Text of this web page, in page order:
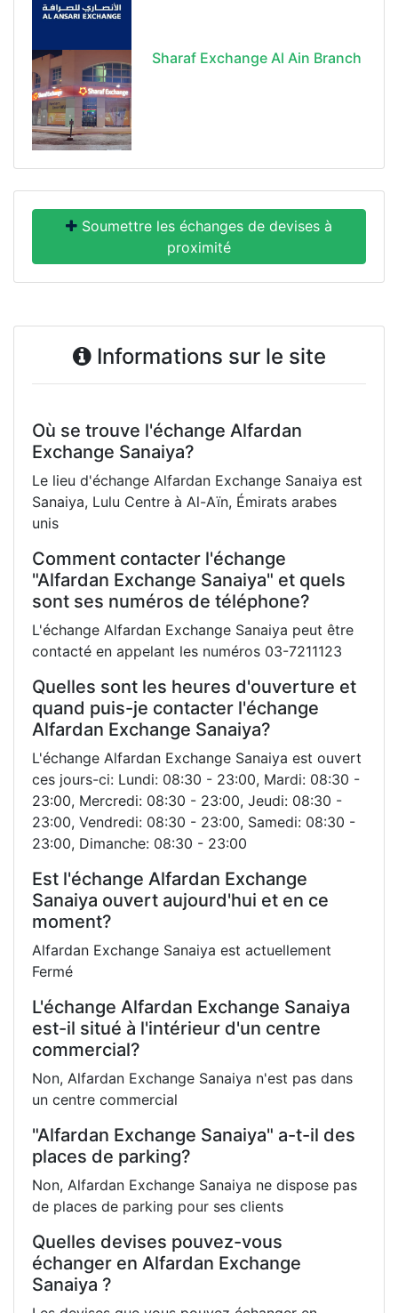
Sharaf Exchange Al Ain Branch
Soumettre les échanges de devises à
proximité
Informations sur le site
Où se trouve l'échange Alfardan
Exchange Sanaiya?
Le lieu d'échange Alfardan Exchange Sanaiya est
Sanaiya, Lulu Centre à Al-Aïn, Émirats arabes
unis
Comment contacter l'échange
"Alfardan Exchange Sanaiya" et quels
sont ses numéros de téléphone?
L'échange Alfardan Exchange Sanaiya peut être
contacté en appelant les numéros 03-7211123
Quelles sont les heures d'ouverture et
quand puis-je contacter l'échange
Alfardan Exchange Sanaiya?
L'échange Alfardan Exchange Sanaiya est ouvert
ces jours-ci: Lundi: 08:30 - 23:00, Mardi: 08:30 -
23:00, Mercredi: 08:30 - 23:00, Jeudi: 08:30 -
23:00, Vendredi: 08:30 - 23:00, Samedi: 08:30 -
23:00, Dimanche: 08:30 - 23:00
Est l'échange Alfardan Exchange
Sanaiya ouvert aujourd'hui et en ce
moment?
Alfardan Exchange Sanaiya est actuellement
Fermé
L'échange Alfardan Exchange Sanaiya
est-il situé à l'intérieur d'un centre
commercial?
Non, Alfardan Exchange Sanaiya n'est pas dans
un centre commercial
"Alfardan Exchange Sanaiya" a-t-il des
places de parking?
Non, Alfardan Exchange Sanaiya ne dispose pas
de places de parking pour ses clients
Quelles devises pouvez-vous
échanger en Alfardan Exchange
Sanaiya ?